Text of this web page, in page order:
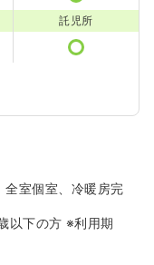
託児所
室個室、冷暖房完
以下の方 ※利用期